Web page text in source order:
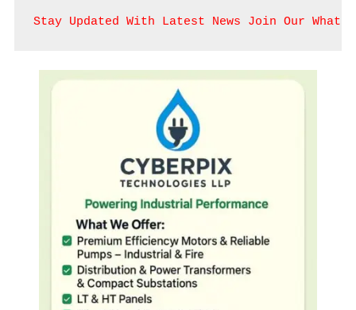
Stay Updated With Latest News Join Our